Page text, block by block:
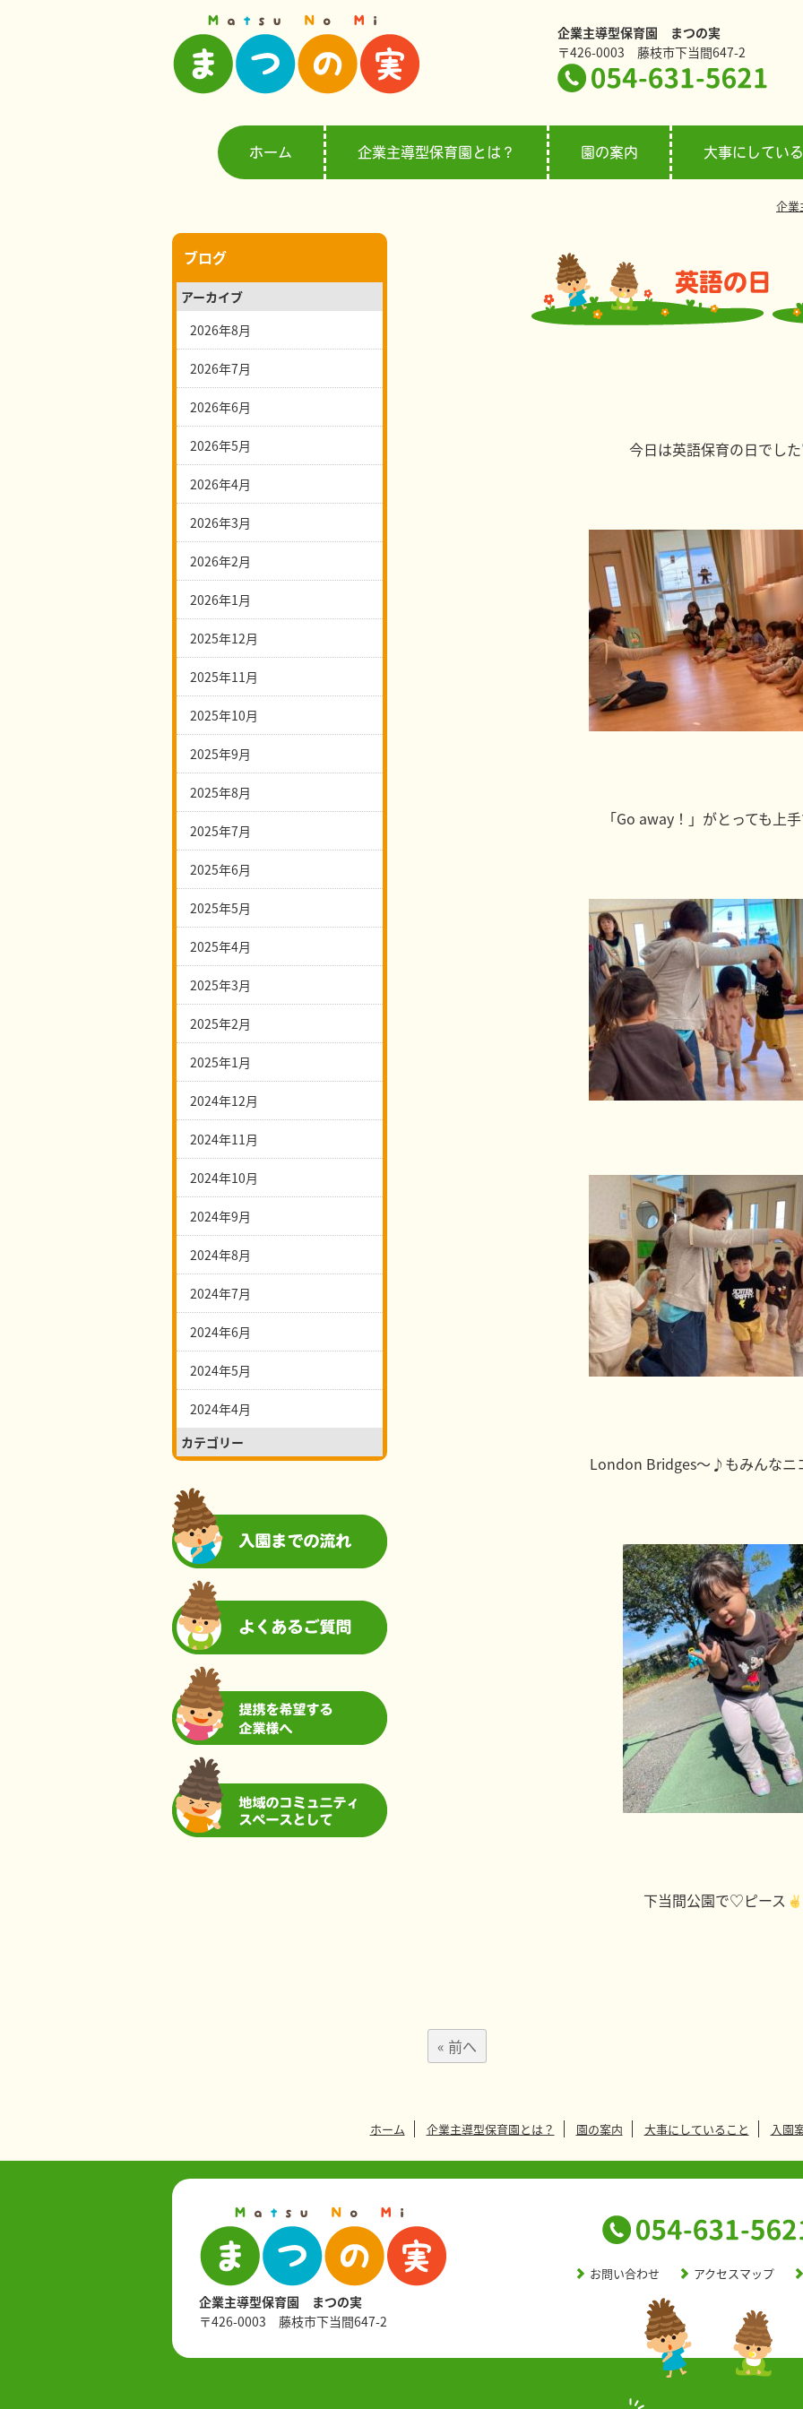
企業主導型保育園 まつの実
〒426-0003 藤枝市下当間647-2
ホーム 企業主導型保育園とは？ 園の案内 大事にしてい
企
英語の日
今日は英語保育の日でした
「Go away！」がとっても上
London Bridges～♪もみんなニ
下当間公園で♡ピース
« 前へ
ブログ
アーカイブ
2026年8月
2026年7月
2026年6月
2026年5月
2026年4月
2026年3月
2026年2月
2026年1月
2025年12月
2025年11月
2025年10月
2025年9月
2025年8月
2025年7月
2025年6月
2025年5月
2025年4月
2025年3月
2025年2月
2025年1月
2024年12月
2024年11月
2024年10月
2024年9月
2024年8月
2024年7月
2024年6月
2024年5月
2024年4月
カテゴリー
ホーム 企業主導型保育園とは？ 園の案内 大事にしていること 入園
企業主導型保育園 まつの実
〒426-0003 藤枝市下当間647-2
お問い合わせ アクセスマップ